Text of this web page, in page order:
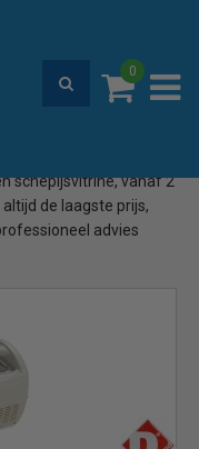
0
garantie
schepijsvitrine, vanaf 2
de laagste prijs,
advies